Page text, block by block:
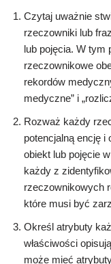
Czytaj uważnie
rzeczowniki lub
lub pojęcia. W tym
rzeczownikowe
rekordów
medyczne” i
Rozważ każdy
potencjalną encję i
obiekt lub pojęcie
każdy z
rzeczownikowych
które musi być
Określ atrybuty
właściwości
może mieć